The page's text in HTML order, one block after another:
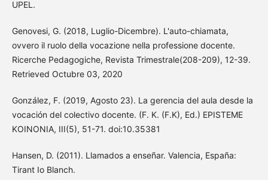
UPEL.
Genovesi, G. (2018, Luglio-Dicembre). L'auto-chiamata,
ovvero il ruolo della vocazione nella professione docente.
Ricerche Pedagogiche, Revista Trimestrale(208-209), 12-39.
Retrieved Octubre 03, 2020
González, F. (2019, Agosto 23). La gerencia del aula desde la
vocación del colectivo docente. (F. K. (F.K), Ed.) EPISTEME
KOINONIA, III(5), 51-71. doi:10.35381
Hansen, D. (2011). Llamados a enseñar. Valencia, España:
Tirant Io Blanch.